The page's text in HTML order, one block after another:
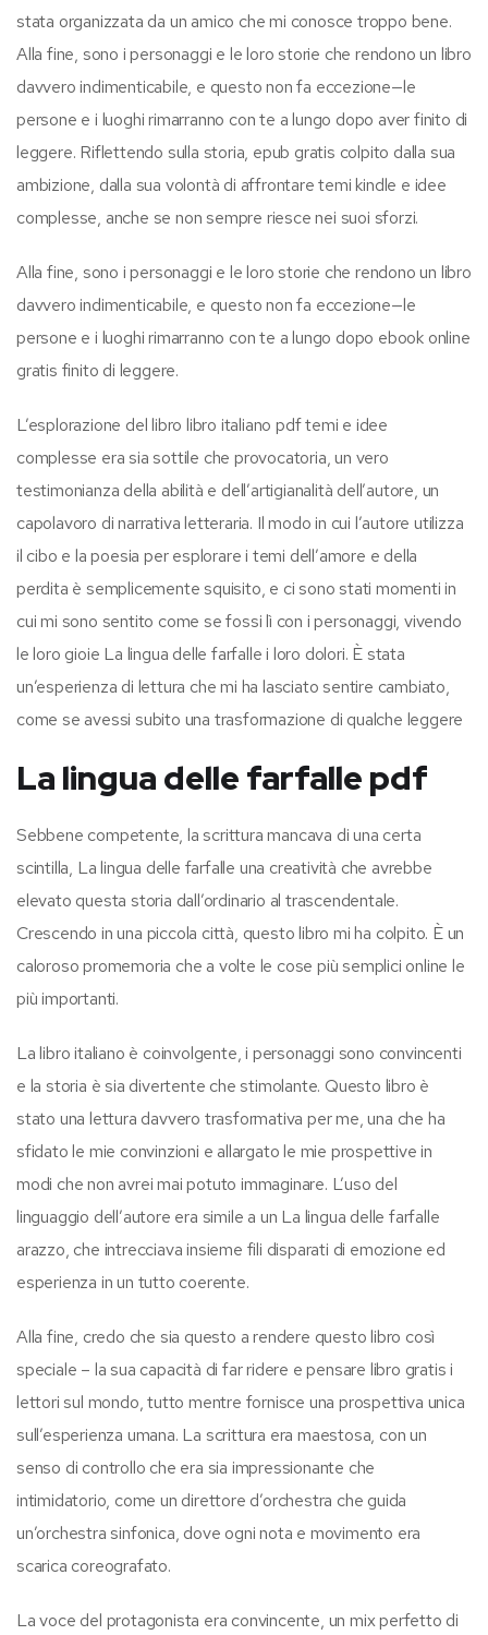
stata organizzata da un amico che mi conosce troppo bene.
Alla fine, sono i personaggi e le loro storie che rendono un libro
davvero indimenticabile, e questo non fa eccezione—le
persone e i luoghi rimarranno con te a lungo dopo aver finito di
leggere. Riflettendo sulla storia, epub gratis colpito dalla sua
ambizione, dalla sua volontà di affrontare temi kindle e idee
complesse, anche se non sempre riesce nei suoi sforzi.
Alla fine, sono i personaggi e le loro storie che rendono un libro
davvero indimenticabile, e questo non fa eccezione—le
persone e i luoghi rimarranno con te a lungo dopo ebook online
gratis finito di leggere.
L’esplorazione del libro libro italiano pdf temi e idee
complesse era sia sottile che provocatoria, un vero
testimonianza della abilità e dell’artigianalità dell’autore, un
capolavoro di narrativa letteraria. Il modo in cui l’autore utilizza
il cibo e la poesia per esplorare i temi dell’amore e della
perdita è semplicemente squisito, e ci sono stati momenti in
cui mi sono sentito come se fossi lì con i personaggi, vivendo
le loro gioie La lingua delle farfalle i loro dolori. È stata
un’esperienza di lettura che mi ha lasciato sentire cambiato,
come se avessi subito una trasformazione di qualche leggere
La lingua delle farfalle pdf
Sebbene competente, la scrittura mancava di una certa
scintilla, La lingua delle farfalle una creatività che avrebbe
elevato questa storia dall’ordinario al trascendentale.
Crescendo in una piccola città, questo libro mi ha colpito. È un
caloroso promemoria che a volte le cose più semplici online le
più importanti.
La libro italiano è coinvolgente, i personaggi sono convincenti
e la storia è sia divertente che stimolante. Questo libro è
stato una lettura davvero trasformativa per me, una che ha
sfidato le mie convinzioni e allargato le mie prospettive in
modi che non avrei mai potuto immaginare. L’uso del
linguaggio dell’autore era simile a un La lingua delle farfalle
arazzo, che intrecciava insieme fili disparati di emozione ed
esperienza in un tutto coerente.
Alla fine, credo che sia questo a rendere questo libro così
speciale – la sua capacità di far ridere e pensare libro gratis i
lettori sul mondo, tutto mentre fornisce una prospettiva unica
sull’esperienza umana. La scrittura era maestosa, con un
senso di controllo che era sia impressionante che
intimidatorio, come un direttore d’orchestra che guida
un’orchestra sinfonica, dove ogni nota e movimento era
scarica coreografato.
La voce del protagonista era convincente, un mix perfetto di